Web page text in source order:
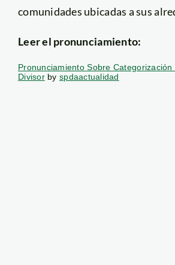
comunidades ubicadas a sus
Leer el pronunciamiento:
Pronunciamiento Sobre
Divisorby spdaactualidad